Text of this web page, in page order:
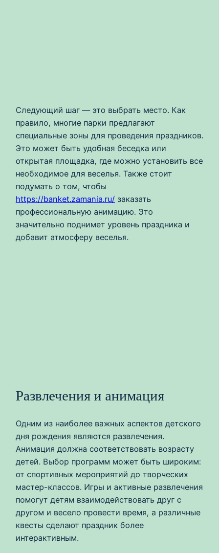
Следующий шаг — это выбрать место. Как
правило, многие парки предлагают
специальные зоны для проведения праздников.
Это может быть удобная беседка или
открытая площадка, где можно установить все
необходимое для веселья. Также стоит
подумать о том, чтобы
https://banket.zamania.ru/ заказать
профессиональную анимацию. Это
значительно поднимет уровень праздника и
добавит атмосферу веселья.
Развлечения и анимация
Одним из наиболее важных аспектов детского
дня рождения являются развлечения.
Анимация должна соответствовать возрасту
детей. Выбор программ может быть широким:
от спортивных мероприятий до творческих
мастер-классов. Игры и активные развлечения
помогут детям взаимодействовать друг с
другом и весело провести время, а различные
квесты сделают праздник более
интерактивным.